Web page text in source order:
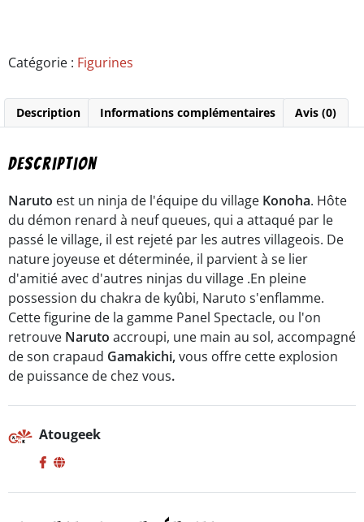
-
Anniversaire
Bandaï
Catégorie : Figurines
Description Informations complémentaires Avis (0)
Description
Naruto est un ninja de l'équipe du village Konoha. Hôte
du démon renard à neuf queues, qui a attaqué par le
passé le village, il est rejeté par les autres villageois. De
nature joyeuse et déterminée, il parvient à se lier
d'amitié avec d'autres ninjas du village .En pleine
possession du chakra de kyûbi, Naruto s'enflamme.
Cette figurine de la gamme Panel Spectacle, ou l'on
retrouve Naruto accroupi, une main au sol, accompagné
de son crapaud Gamakichi,vous offre cette explosion
de puissance de chez vous.
Atougeek